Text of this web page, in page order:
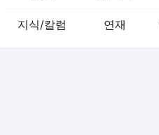
지식/칼럼 연재